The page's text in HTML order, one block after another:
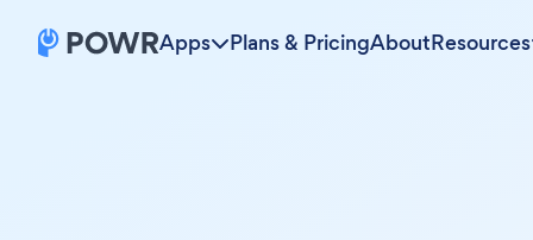
Apps Plans & PricingAboutResources